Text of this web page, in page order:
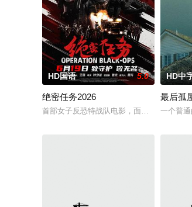
HD国语 5.0
绝密任务2026
首部女子反恐特战队电影，面对恐怖主义恶
HD中
最后孤
一个普